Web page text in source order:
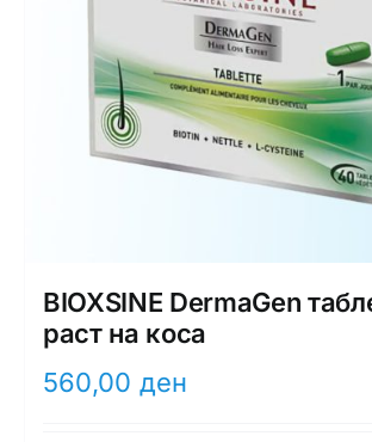
Медицински апрати
Нега на кожа
BIOXSINE DermaGen
раст на коса
560,00 ден